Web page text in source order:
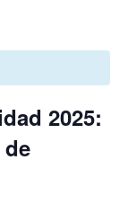
2025: